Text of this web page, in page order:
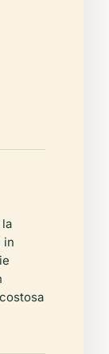
in